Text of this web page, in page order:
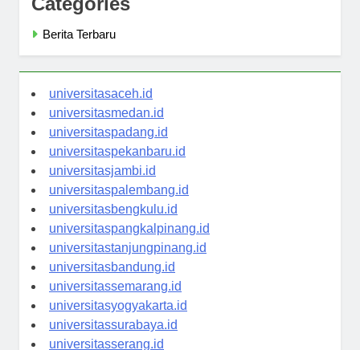
Categories
universitasaceh.id
universitasmedan.id
universitaspadang.id
universitaspekanbaru.id
universitasjambi.id
universitaspalembang.id
universitasbengkulu.id
universitaspangkalpinang.id
universitastanjungpinang.id
universitasbandung.id
universitassemarang.id
universitasyogyakarta.id
universitassurabaya.id